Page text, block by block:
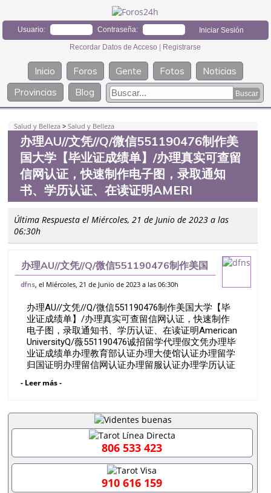
Usuario: Contraseña:
Recordar Datos de Acceso Registrarse
Inicio Foros Gente Fotos
Noticias
Provincias
Blog
Salud y Belleza >Salud y Belleza
办理AU//文凭//Q/微信551190476制作美
国大学【毕业证成绩单】/办理真实可查留
信网认证，快速制作电子图，录取通知
书、学历认证、在读证明AMERI
Última Respuesta el Miércoles, 21 de Junio de 2023 a las
06:30h
办理AU//文凭//Q/微信551190476制作美国
大学【毕业证成绩单】/办理真实可查留信网
认证、在读证明Ameri
dfns, el Miércoles, 21 de Junio de 2023 a las 06:30h
办理AU//文凭//Q/微信551190476制作美国大学【毕
业证成绩单】/办理真实可查留信网认证，快速制作
电子图，录取通知书、学历认证、在读证明American
UniversityQ/薇551190476诚招留学代理假文凭办理毕
业证成绩单办理教育部认证办理大使馆认证办理留学
归国证明办理留信网认证办理留服认证办理学历认证
凭办理澳洲文凭办理英国文凭办理加拿大文凭办理德
回国人员证明+教育部认证,录取通知书，雅思。（全
套留学回国必备证明材料，给父母及亲朋好友一份完
美交代）； 2、雅思、托福，OFFER，在读证明，学
生卡等留学相关材料（申请学校、转学，甚至是申请
工签都可以用到）。 注：上述材料，随时都可以安排
办理，毕业证成绩单，学校，专业，学位，毕业时间
都可以根据客户要求安排。 国内找工作假的毕业证可
- Leer más -
806 533 423
910 616 159